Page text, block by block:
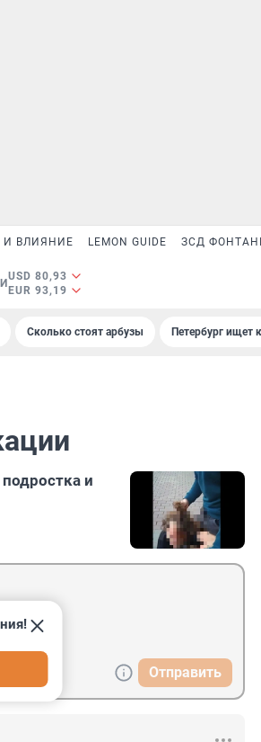
И ВЛИЯНИЕ LEMON GUIDE ЗСД
USD 80,93
EUR 93,19
Сколько стоят арбузы Петербург ищет
и
Отправить